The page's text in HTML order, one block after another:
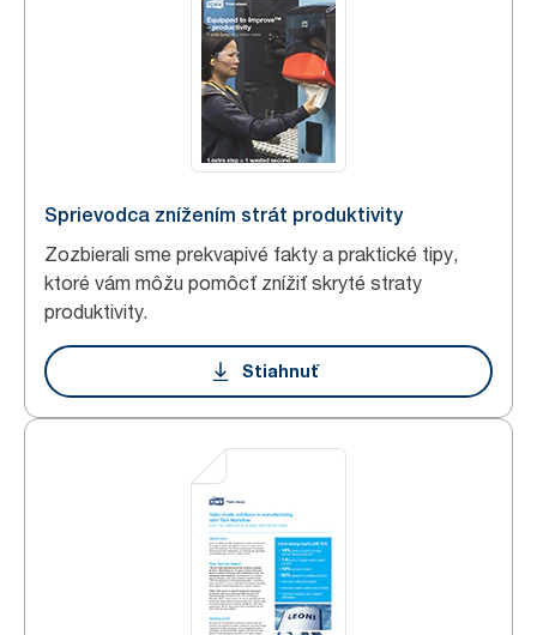
Sprievodca znížením strát produktivity
Zozbierali sme prekvapivé fakty a praktické tipy,
ktoré vám môžu pomôcť znížiť skryté straty
produktivity.
Stiahnuť